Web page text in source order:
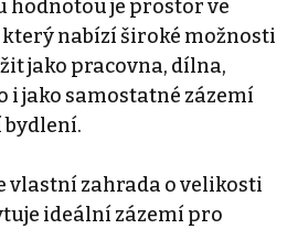
hodnotou je prostor ve
nabízí široké možnosti
jako pracovna, dílna,
i jako samostatné zázemí
vlastní zahrada o velikosti
ideální zázemí pro